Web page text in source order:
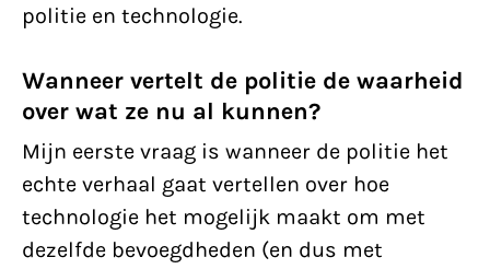
politie en technologie.
Wanneer vertelt de politie de waarheid
over wat ze nu al kunnen?
Mijn eerste vraag is wanneer de politie het
echte verhaal gaat vertellen over hoe
technologie het mogelijk maakt om met
dezelfde bevoegdheden (en dus met